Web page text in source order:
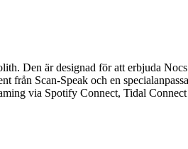
Den är designad för att erbjuda
från Scan-Speak och en
via Spotify Connect, Tidal